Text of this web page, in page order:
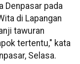
Denpasar pada
di Lapangan
tawuran
tertentu," kata
Selasa.